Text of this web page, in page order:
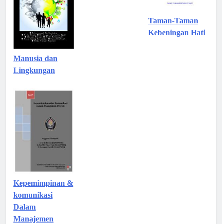
Manusia dan
Lingkungan
Kepemimpinan &
komunikasi
Dalam
Manajemen
Taman-Taman
Kebeningan Hati